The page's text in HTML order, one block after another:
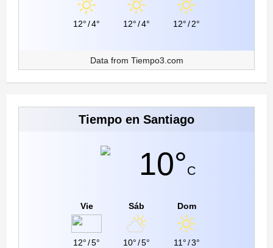
12°/4° 12°/4° 12°/2°
Data from Tiempo3.com
Tiempo en Santiago
10°C
Vie
12°/5°
Sáb
10°/5°
Dom
11°/3°